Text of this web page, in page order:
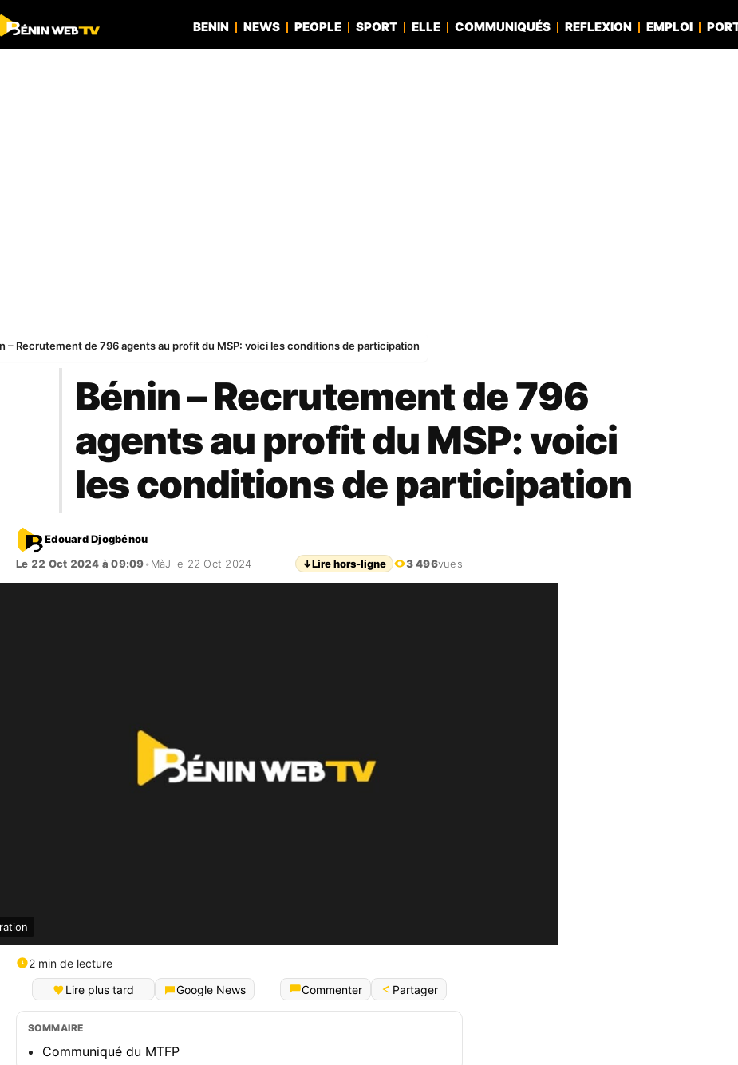
BENIN NEWS PEOPLE SPORT ELLE COMMUNIQUÉS REFLEXION EMPLOI
– Recrutement de 796 agents au profit du MSP: voici les conditions de participation
Bénin – Recrutement de 796
agents au profit du MSP: voici
les conditions de participation
Edouard Djogbénou
Le 22 Oct 2024 à 09:09• MàJ le 22 Oct 2024 ↓Lire hors-ligne 3 496vues
2 min de lecture
Lire plus tard
Google News Commenter Partager
SOMMAIRE
Communiqué du MTFP